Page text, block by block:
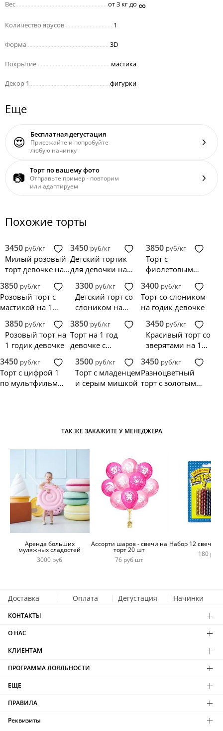
Вес от 3 кг до ∞
Количество ярусов 1
Форма 3D
Покрытие мастика
Декор 1 фигурки
Еще
😍 Бесплатная дегустация
Приезжайте и попробуйте
любую начинку
📷 Торт по вашему фото
Отправьте пример - повторим
или адаптируем
Похожие торты
3450 руб/кг
Милый розовый
торт девочке на
медвежонком и
единорогом
3450 руб/кг
Детский тортик
для девочки на
год
3850 руб/кг
Торт с
фиолетовым
совенком
3850 руб/кг
Розовый торт с
мастикой на 1
3300 руб/кг
Детский торт со
слоником на
3400 руб/кг
Торт со слоником
на годик девочке
3850 руб/кг
Розовый торт на
1 годик девочке
3850 руб/кг
Торт на 1 год
девочке с
животных
3450 руб/кг
Красивый торт со
зверятами на 1
3450 руб/кг
Торт с цифрой 1
по мультфильму
3500 руб/кг
Торт с младенцем
и серым мишкой
3450 руб/кг
Разноцветный
торт с золотым
ТАК ЖЕ ЗАКАЖИТЕ У МЕНЕДЖЕРА
Аренда больших
муляжных сладостей
3000 руб
Ассорти шаров - свечи на
торт 20 шт
76 руб шт
Набор 12 свечей
180 руб
Доставка Оплата Дегустация Начинки
КОНТАКТЫ
О НАС
КЛИЕНТАМ
ПРОГРАММА ЛОЯЛЬНОСТИ
ЕЩЕ
ПРАВИЛА
Реквизиты